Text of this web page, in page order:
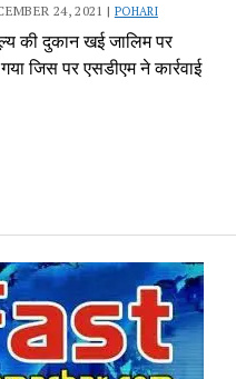
24, 2021 | POHARI
की दुकान खई जालिम पर
जिस पर एसडीएम ने कार्रवाई
-